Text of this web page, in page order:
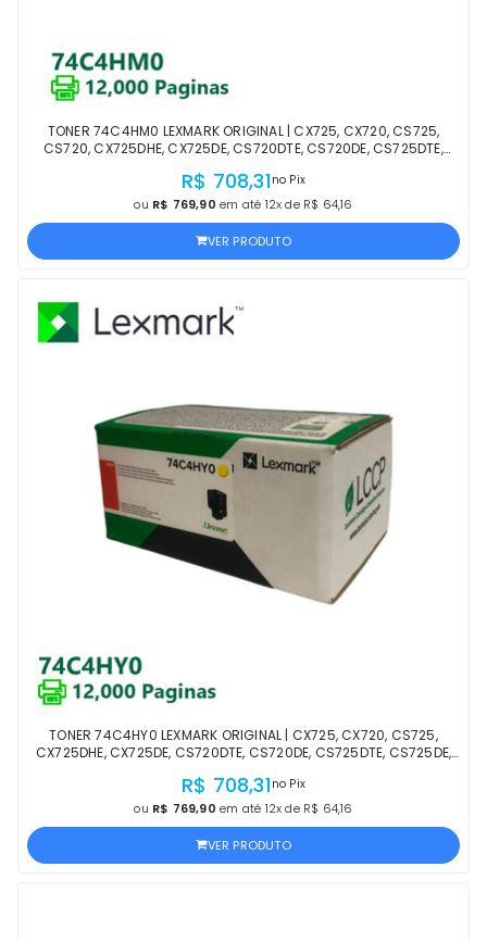
TONER 74C4HM0 LEXMARK ORIGINAL | CX725, CX720, CS725,
CS720, CX725DHE, CX725DE, CS720DTE, CS720DE, CS725DTE,
R$ 708,31no Pix
ou R$ 769,90 em até 12x de R$ 64,16
VER PRODUTO
TONER 74C4HY0 LEXMARK ORIGINAL | CX725, CX720, CS725,
CX725DHE, CX725DE, CS720DTE, CS720DE, CS725DTE, CS725DE,
R$ 708,31no Pix
ou R$ 769,90 em até 12x de R$ 64,16
VER PRODUTO